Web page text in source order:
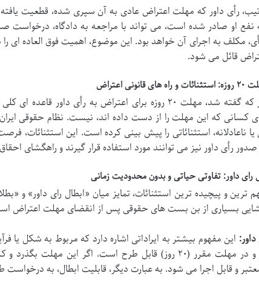
رأی داور که مهلت اعتراض عادی به آن سپری شده، قطعیت
نفع او صادر شده است، می تواند با مراجعه به دادگاه، درخواست
مکلف به اجرای آن خواهد بود. این موضوع، اهمیت فوق العاده ای
قائل می شود.
اعتراض
همان طور که گفته شد، مهلت ۲۰ روزه برای اعتراض به رأی
کسانی که این مهلت را از دست داده اند، نیست. نظام حقوقی
یا ناعادلانه، استثنائاتی را پیش بینی کرده است. این
رأی داور نیز می توانند مورد استفاده قرار گیرند و راهگشای
رای داور: تفاوتی حیاتی و بدون محدودیت زمانی
ترین و پیچیده ترین استثنائات، تمایز میان «ابطال رای داور» و
بسیاری از بن بست های حقوقی پس از انقضای مهلت اعتراض
این مفهوم بیشتر به ایراداتی اشاره دارد که مربوط به شکل یا
از طرفین و در مهلت مقرر (۲۰ روز) قابل طرح است. اگر این
معتبر و قابل اجرا می شود. به عبارت دیگر، قابلیت ابطال، به